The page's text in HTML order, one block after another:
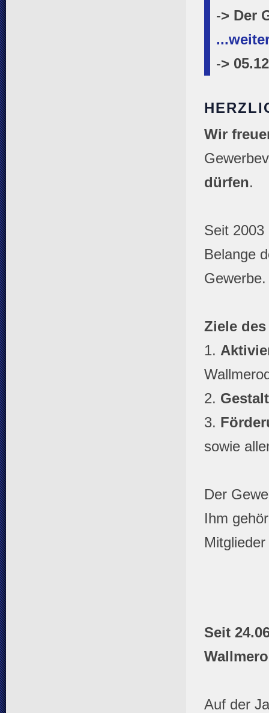
-> Der
->
Wir
dürfen.
Seit
Belange
Gewerbe.
Ziele
1.
2.
3.
sowie
Der
Ihm
Seit
Auf der